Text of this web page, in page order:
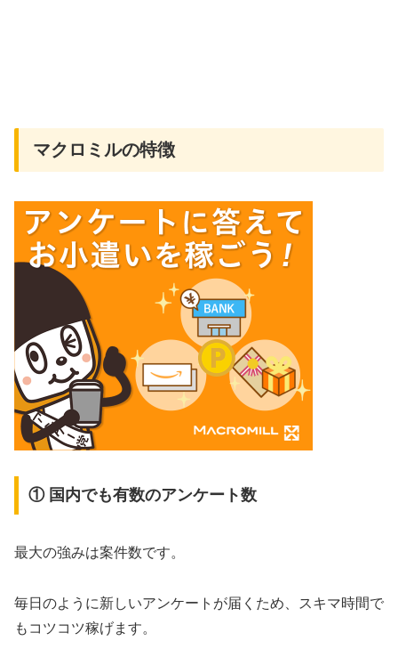
マクロミルの特徴
① 国内でも有数のアンケート数
最大の強みは案件数です。
毎日のように新しいアンケートが届くため、スキマ時間で
もコツコツ稼げます。